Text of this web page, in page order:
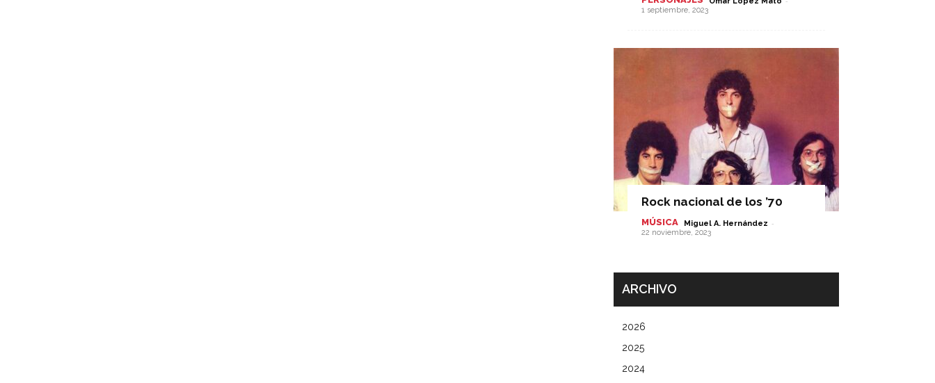
1 septiembre, 2023
Rock nacional de los ’70
MÚSICA Miguel A. Hernández -
22 noviembre, 2023
ARCHIVO
2026
2025
2024